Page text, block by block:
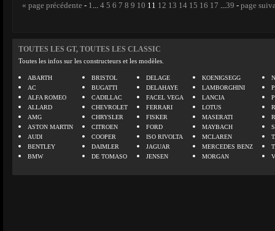
« page précédente - 1... 4 5 6 7 8 9 10 11 12 13 14 15 16 17 ...39 - page
TOUTES LES GT, TOUTES LES CLASSIC
Toutes les infos sur les constructeurs et les modèles.
ABARTH
AC
ALFA ROMEO
ALLARD
AMG
ASTON MARTIN
AUDI
BENTLEY
BMW
BRISTOL
BUGATTI
CADILLAC
CHEVROLET
CHRYSLER
CITROEN
COOPER
DAIMLER
DE TOMASO
DELAGE
DELAHAYE
FACEL VEGA
FERRARI
FISKER
FORD
ISO RIVOLTA
JAGUAR
JENSEN
KOENIGSEGG
LAMBORGHINI
LANCIA
LOTUS
MASERATI
MAYBACH
MCLAREN
MERCEDES BENZ
MORGAN